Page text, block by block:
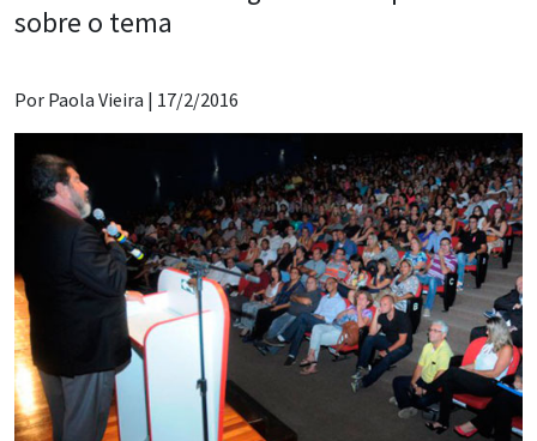
sobre o tema
Por Paola Vieira | 17/2/2016